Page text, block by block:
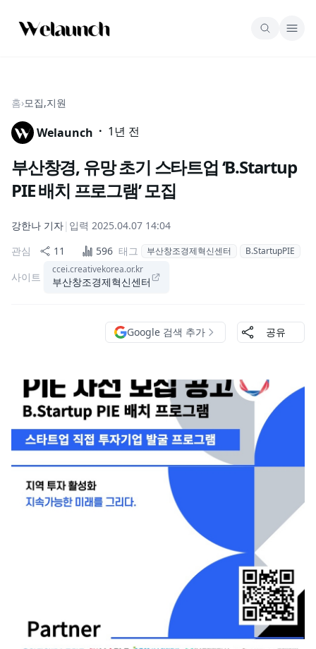
홈›모집,지원
Welaunch · 1년 전
부산창경, 유망 초기 스타트업 ‘B.Startup
PIE 배치 프로그램’ 모집
강한나 기자| 입력 2025.04.07 14:04
관심
11 596 태그 부산창조경제혁신센터 B.StartupPIE
사이트
ccei.creativekorea.or.kr
부산창조경제혁신센터
Google 검색 추가 공유